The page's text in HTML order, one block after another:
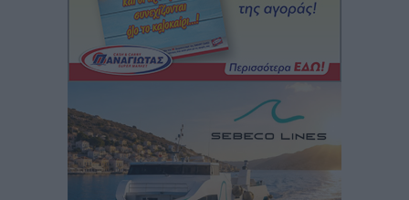
θεσμική προστασία της αυτοδιοίκησης»
Τοπικές Ειδήσεις• πριν 2 ώρες
Στη διαδικασία της απευθείας διαπραγμάτευσης ο
Δήμος Ρόδου για τη ναυαγοσωστική κάλυψη των
παραλιών
Τοπικές Ειδήσεις• πριν 2 ώρες